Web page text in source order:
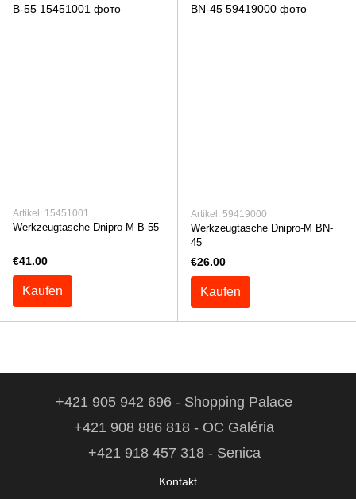
Artikel: 15451001
Werkzeugtasche Dnipro-M B-55
€41.00
Kaufen
Artikel: 59419000
Werkzeugtasche Dnipro-M BN-
45
€26.00
Kaufen
+421 905 942 696 - Shopping Palace
+421 908 886 818 - OC Galéria
+421 918 457 318 - Senica
Kontakt